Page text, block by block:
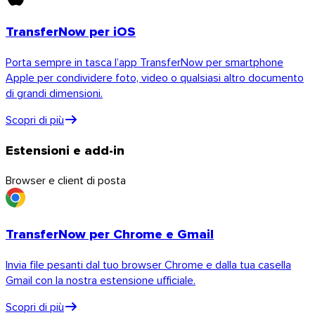
iOS
TransferNow per iOS
Porta sempre in tasca l’app TransferNow per smartphone
Apple per condividere foto, video o qualsiasi altro documento
di grandi dimensioni.
Scopri di più
Estensioni e add-in
Browser e client di posta
TransferNow per Chrome e Gmail
Invia file pesanti dal tuo browser Chrome e dalla tua casella
Gmail con la nostra estensione ufficiale.
Scopri di più